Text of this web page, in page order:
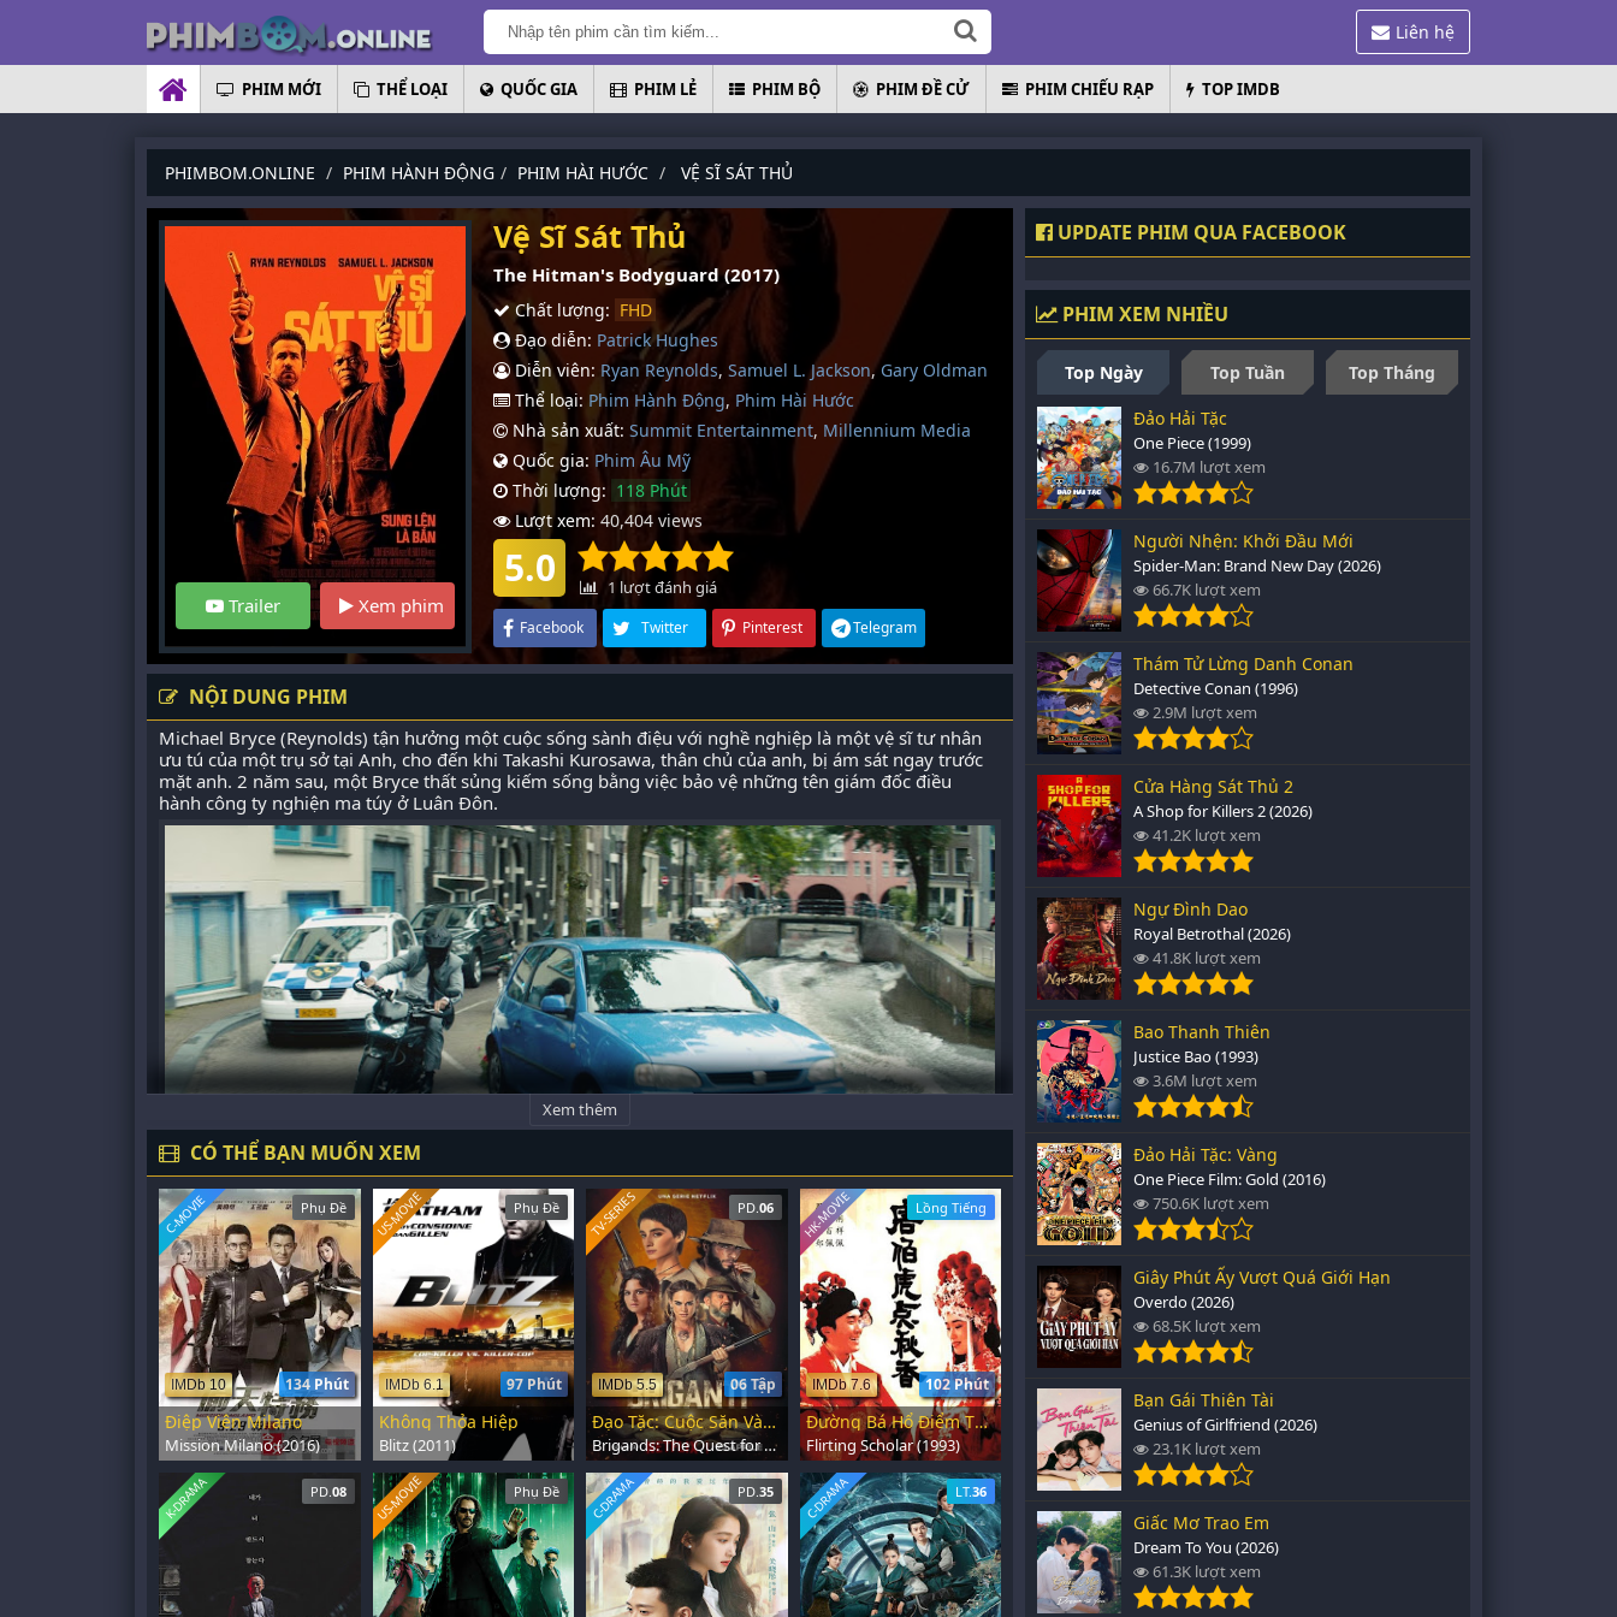
Liên hệ
PHIM MỚI THỂ LOẠI QUỐC GIA PHIM LẺ PHIM BỘ PHIM ĐỀ CỬ PHIM CHIẾU RẠP TOP IMDB
PHIMBOM.ONLINE PHIM HÀNH ĐỘNG PHIM HÀI HƯỚC VỆ SĨ SÁT THỦ
Trailer Xem phim
Vệ Sĩ Sát Thủ
The Hitman's Bodyguard (2017)
Chất lượng: FHD
Đạo diễn: Patrick Hughes
Diễn viên: Ryan Reynolds, Samuel L. Jackson,Gary Oldman
Thể loại: Phim Hành Động, Phim Hài Hước
Nhà sản xuất: Summit Entertainment, Millennium Media
Quốc gia: Phim Âu Mỹ
Thời lượng: 118 Phút
Lượt xem: 40,404 views
5.0 1 lượt đánh giá
Facebook Twitter Pinterest Telegram
NỘI DUNG PHIM
Michael Bryce (Reynolds) tận hưởng một cuộc sống sành điệu với nghề nghiệp là một vệ sĩ tư nhân
ưu tú của một trụ sở tại Anh, cho đến khi Takashi Kurosawa, thân chủ của anh, bị ám sát ngay trước
mặt anh. 2 năm sau, một Bryce thất sủng kiếm sống bằng việc bảo vệ những tên giám đốc điều
hành công ty nghiện ma túy ở Luân Đôn.
Xem thêm
CÓ THỂ BẠN MUỐN XEM
Phụ Đề
134 Phút
IMDb 10
C-MOVIE
Điệp Viên Milano
Mission Milano (2016)
Phụ Đề
97 Phút
IMDb 6.1
US-MOVIE
Không Thỏa Hiệp
Blitz (2011)
PD. 06
06 Tập
IMDb 5.5
TV-SERIES
Đạo Tặc: Cuộc Săn Vàng
Brigands: The Quest for Gold (2024)
Lồng Tiếng
102 Phút
IMDb 7.6
HK-MOVIE
Đường Bá Hổ Điểm Thu Hương
Flirting Scholar (1993)
PD. 08
K-DRAMA Phụ Đề
US-MOVIE PD. 35
C-DRAMA LT.36
C-DRAMA
UPDATE PHIM QUA FACEBOOK
PHIM XEM NHIỀU
Top Ngày Top Tuần
Top Tháng
Đảo Hải Tặc
One Piece (1999)
16.7M lượt xem
Người Nhện: Khởi Đầu Mới
Spider-Man: Brand New Day (2026)
66.7K lượt xem
Thám Tử Lừng Danh Conan
Detective Conan (1996)
2.9M lượt xem
Cửa Hàng Sát Thủ 2
A Shop for Killers 2 (2026)
41.2K lượt xem
Ngự Đình Dao
Royal Betrothal (2026)
41.8K lượt xem
Bao Thanh Thiên
Justice Bao (1993)
3.6M lượt xem
Đảo Hải Tặc: Vàng
One Piece Film: Gold (2016)
750.6K lượt xem
Giây Phút Ấy Vượt Quá Giới Hạn
Overdo (2026)
68.5K lượt xem
Bạn Gái Thiên Tài
Genius of Girlfriend (2026)
23.1K lượt xem
Giấc Mơ Trao Em
Dream To You (2026)
61.3K lượt xem